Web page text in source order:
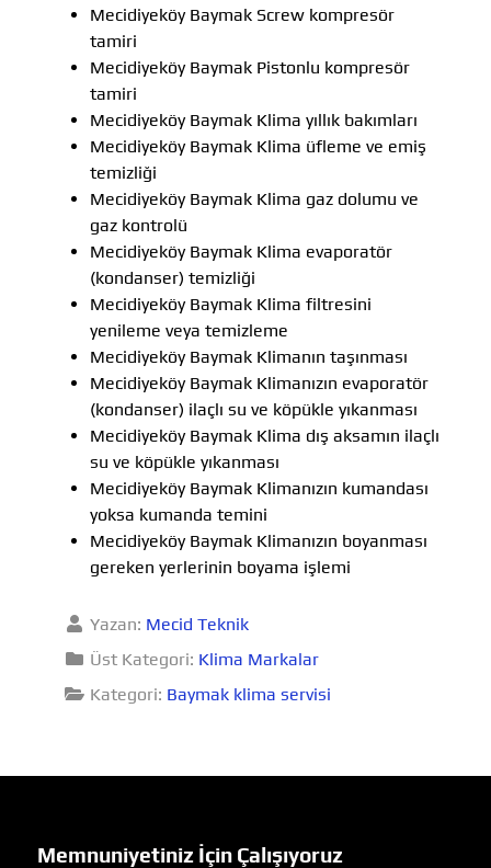
Mecidiyeköy Baymak Screw kompresör
tamiri
Mecidiyeköy Baymak Pistonlu kompresör
tamiri
Mecidiyeköy Baymak Klima yıllık bakımları
Mecidiyeköy Baymak Klima üfleme ve emiş
temizliği
Mecidiyeköy Baymak Klima gaz dolumu ve
gaz kontrolü
Mecidiyeköy Baymak Klima evaporatör
(kondanser) temizliği
Mecidiyeköy Baymak Klima filtresini
yenileme veya temizleme
Mecidiyeköy Baymak Klimanın taşınması
Mecidiyeköy Baymak Klimanızın evaporatör
(kondanser) ilaçlı su ve köpükle yıkanması
Mecidiyeköy Baymak Klima dış aksamın ilaçlı
su ve köpükle yıkanması
Mecidiyeköy Baymak Klimanızın kumandası
yoksa kumanda temini
Mecidiyeköy Baymak Klimanızın boyanması
gereken yerlerinin boyama işlemi
Yazan: Mecid Teknik
Üst Kategori: Klima Markalar
Kategori: Baymak klima servisi
Memnuniyetiniz İçin Çalışıyoruz